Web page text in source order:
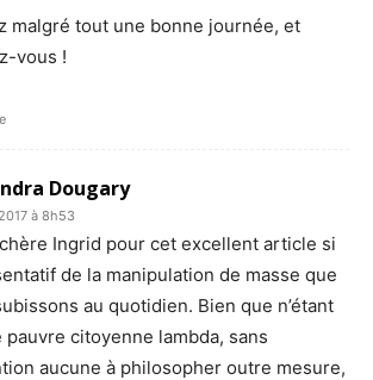
malgré tout une bonne journée, et
vous !
Dougary
à 8h53
Ingrid pour cet excellent article si
de la manipulation de masse que
au quotidien. Bien que n’étant
pauvre citoyenne lambda, sans
aucune à philosopher outre mesure,